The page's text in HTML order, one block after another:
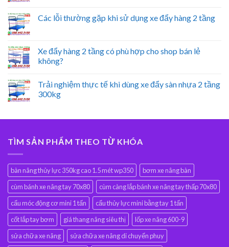
Các lỗi thường gặp khi sử dụng xe đẩy hàng 2 tầng
Xe đẩy hàng 2 tầng có phù hợp cho shop bán lẻ
không?
Trải nghiệm thực tế khi dùng xe đẩy sàn nhựa 2 tầng
300kg
TÌM SẢN PHẨM THEO TỪ KHÓA
bàn nâng thủy lực 350kg cao 1.5 mét wp350
bơm xe nâng bàn
cùm bánh xe nâng tay 70x80
cùm càng lắp bánh xe nâng tay thấp 70x80
cẩu móc động cơ mini 1 tấn
cẩu thủy lực mini bằng tay 1 tấn
cốt lắp tay bơm
giá thang nâng siêu thị
lốp xe nâng 600-9
sửa chữa xe nâng
sửa chữa xe nâng di chuyển phuy